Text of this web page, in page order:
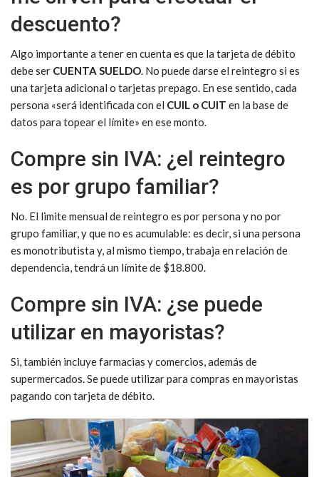
descuento?
Algo importante a tener en cuenta es que la tarjeta de débito
debe ser CUENTA SUELDO. No puede darse el reintegro si es
una tarjeta adicional o tarjetas prepago. En ese sentido, cada
persona «será identificada con el CUIL o CUIT en la base de
datos para topear el límite» en ese monto.
Compre sin IVA: ¿el reintegro
es por grupo familiar?
No. El limite mensual de reintegro es por persona y no por
grupo familiar, y que no es acumulable: es decir, si una persona
es monotributista y, al mismo tiempo, trabaja en relación de
dependencia, tendrá un límite de $18.800.
Compre sin IVA: ¿se puede
utilizar en mayoristas?
Si, también incluye farmacias y comercios, además de
supermercados. Se puede utilizar para compras en mayoristas
pagando con tarjeta de débito.